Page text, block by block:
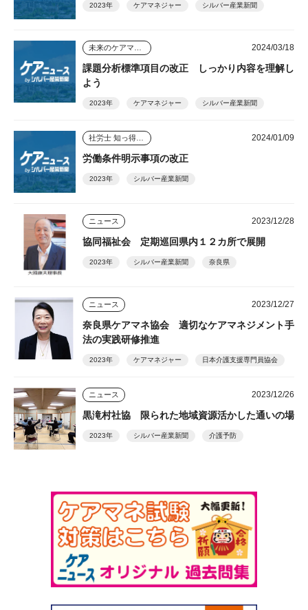
2023年 ケアマネジャー シルバー産業新聞
2024/03/18
課題分析標準項目の改正 しっかり内容を理解し
よう
2023年 ケアマネジャー シルバー産業新聞
2024/01/09
労働条件明示事項の改正
2023年 シルバー産業新聞
ニュース 2023/12/28
協同福祉会 定期巡回県内１２カ所で展開
2023年 シルバー産業新聞 奈良県
ニュース 2023/12/27
奈良県ケアマネ協会 適切なケアマネジメント手
法の実践研修推進
2023年 ケアマネジャー 日本介護支援専門員協会
ニュース 2023/12/26
黒滝村社協 限られた地域資源活かした通いの場
2023年 シルバー産業新聞 介護予防